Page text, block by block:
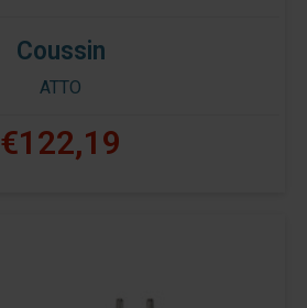
Coussin
ATTO
€122,19